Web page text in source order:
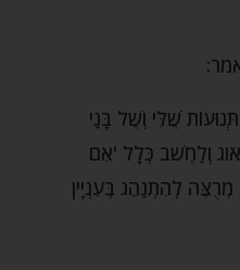
שֶׁלִּי וְשֶׁל בָּנַי
וְלַחְשֹׁב כְּלָל 'אִם
לְהִתְנַהֵג בְּעִנְיָין